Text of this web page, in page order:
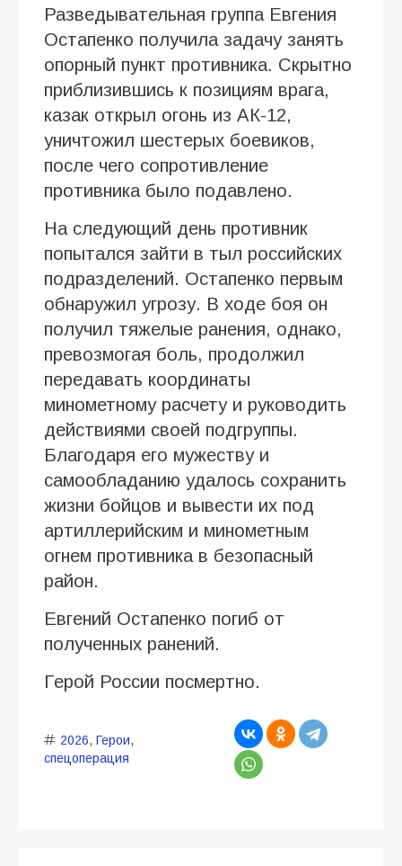
Разведывательная группа Евгения
Остапенко получила задачу занять
опорный пункт противника. Скрытно
приблизившись к позициям врага,
казак открыл огонь из АК-12,
уничтожил шестерых боевиков,
после чего сопротивление
противника было подавлено.
На следующий день противник
попытался зайти в тыл российских
подразделений. Остапенко первым
обнаружил угрозу. В ходе боя он
получил тяжелые ранения, однако,
превозмогая боль, продолжил
передавать координаты
минометному расчету и руководить
действиями своей подгруппы.
Благодаря его мужеству и
самообладанию удалось сохранить
жизни бойцов и вывести их под
артиллерийским и минометным
огнем противника в безопасный
район.
Евгений Остапенко погиб от
полученных ранений.
Герой России посмертно.
2026, Герои,
спецоперация